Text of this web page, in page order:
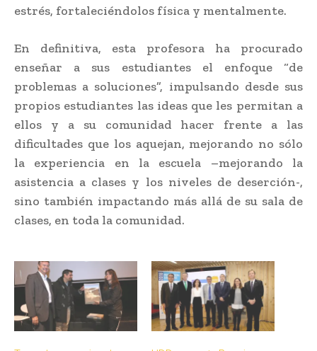
estrés, fortaleciéndolos física y mentalmente.
En definitiva, esta profesora ha procurado
enseñar a sus estudiantes el enfoque “de
problemas a soluciones”, impulsando desde sus
propios estudiantes las ideas que les permitan a
ellos y a su comunidad hacer frente a las
dificultades que los aquejan, mejorando no sólo
la experiencia en la escuela –mejorando la
asistencia a clases y los niveles de deserción-,
sino también impactando más allá de su sala de
clases, en toda la comunidad.